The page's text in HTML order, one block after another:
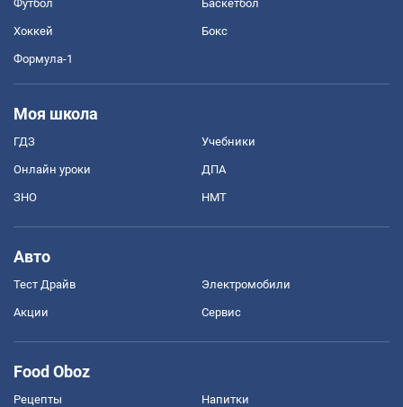
Футбол Баскетбол
Хоккей Бокс
Формула-1
Моя школа
ГДЗ Учебники
Онлайн уроки ДПА
ЗНО НМТ
Авто
Тест Драйв Электромобили
Акции Сервис
Food Oboz
Рецепты Напитки